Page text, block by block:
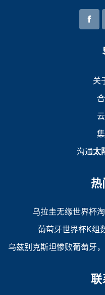
关
沟通太
热
乌拉圭无缘世界杯
葡萄牙世界杯K组
乌兹别克斯坦惨败葡萄牙
联